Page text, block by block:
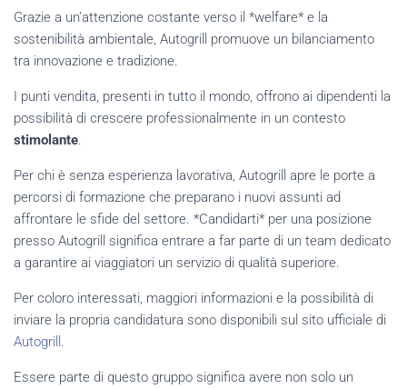
Grazie a un’attenzione costante verso il *welfare* e la
sostenibilità ambientale, Autogrill promuove un bilanciamento
tra innovazione e tradizione.
I punti vendita, presenti in tutto il mondo, offrono ai dipendenti la
possibilità di crescere professionalmente in un contesto
stimolante.
Per chi è senza esperienza lavorativa, Autogrill apre le porte a
percorsi di formazione che preparano i nuovi assunti ad
affrontare le sfide del settore. *Candidarti* per una posizione
presso Autogrill significa entrare a far parte di un team dedicato
a garantire ai viaggiatori un servizio di qualità superiore.
Per coloro interessati, maggiori informazioni e la possibilità di
inviare la propria candidatura sono disponibili sul sito ufficiale di
Autogrill .
Essere parte di questo gruppo significa avere non solo un